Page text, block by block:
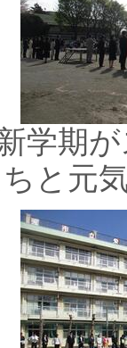
学期
と元